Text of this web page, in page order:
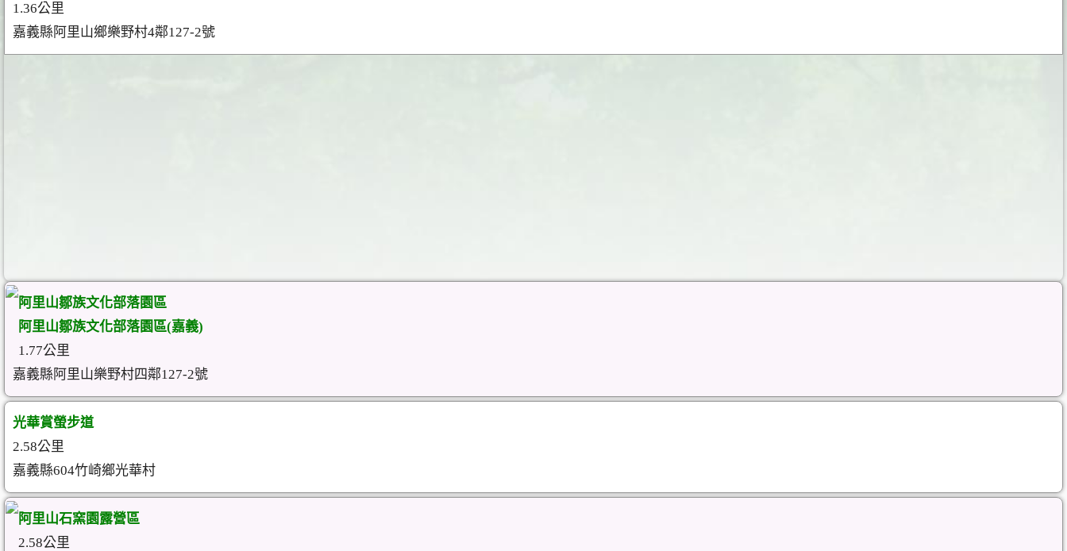
1.36公里
嘉義縣阿里山鄉樂野村4鄰127-2號
阿里山鄒族文化部落園區
阿里山鄒族文化部落園區(嘉義)
1.77公里
嘉義縣阿里山樂野村四鄰127-2號
光華賞螢步道
2.58公里
嘉義縣604竹崎鄉光華村
阿里山石窯園露營區
2.58公里